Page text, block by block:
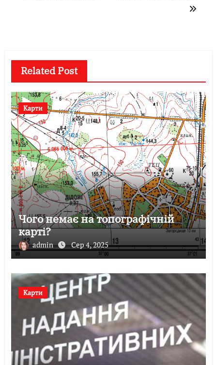
Related Post
Карти
Чого немає на топографічній
карті?
admin Сер 4, 2025
Карти